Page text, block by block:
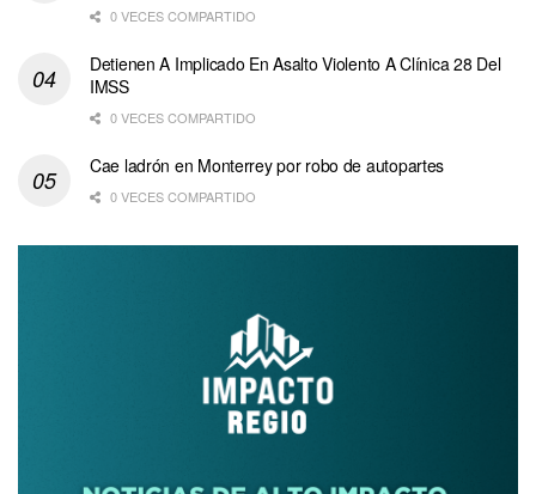
0 VECES COMPARTIDO
Detienen A Implicado En Asalto Violento A Clínica 28 Del
IMSS
0 VECES COMPARTIDO
Cae ladrón en Monterrey por robo de autopartes
0 VECES COMPARTIDO